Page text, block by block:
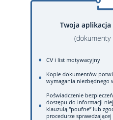
Twoja
(dokumenty
CV i list motywacyjny
Kopie dokumentów
wymagania niezbędnego
Poświadczenie
dostępu do informacji
klauzulą "poufne” lub
procedurze sprawdzającej